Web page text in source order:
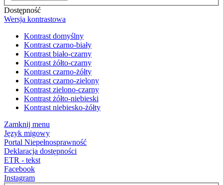
Dostępność
Wersja kontrastowa
Kontrast domyślny
Kontrast czarno-biały
Kontrast biało-czarny
Kontrast żółto-czarny
Kontrast czarno-żółty
Kontrast czarno-zielony
Kontrast zielono-czarny
Kontrast żółto-niebieski
Kontrast niebiesko-żółty
Zamknij menu
Język migowy
Portal Niepełnosprawność
Deklaracja dostępności
ETR - tekst
Facebook
Instagram